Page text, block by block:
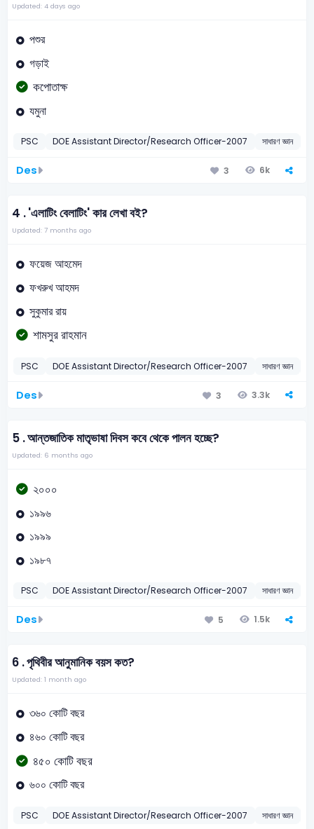
Updated: 4 days ago
পশুর
গড়াই
কপোতাক্ষ
যমুনা
PSC DOE Assistant Director/Research Officer-2007 সাধারণ জ্ঞান
Des 3 6k
4 .'এলাটিং বেলাটিং' কার লেখা বই?
Updated: 7 months ago
ফয়েজ আহমেদ
ফখরুখ আহমদ
সুকুমার রায়
শামসুর রাহমান
PSC DOE Assistant Director/Research Officer-2007 সাধারণ জ্ঞান
Des 3 3.3k
5 .আন্তজাতিক মাতৃভাষা দিবস কবে থেকে পালন হচ্ছে?
Updated: 6 months ago
২০০০
১৯৯৬
১৯৯৯
১৯৮৭
PSC DOE Assistant Director/Research Officer-2007 সাধারণ জ্ঞান
Des 5 1.5k
6 .পৃথিবীর আনুমানিক বয়স কত?
Updated: 1 month ago
৩৬০ কোটি বছর
৪৬০ কোটি বছর
৪৫০ কোটি বছর
৬০০ কোটি বছর
PSC DOE Assistant Director/Research Officer-2007 সাধারণ জ্ঞান